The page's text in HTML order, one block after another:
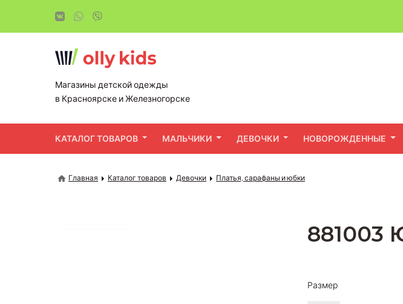
Магазины детской одежды
в Красноярске и Железногорске
КАТАЛОГ ТОВАРОВ МАЛЬЧИКИ ДЕВОЧКИ НОВОРОЖДЕННЫЕ
Главная Каталог товаров Девочки Платья, сарафаны и юбки
881003
Размер